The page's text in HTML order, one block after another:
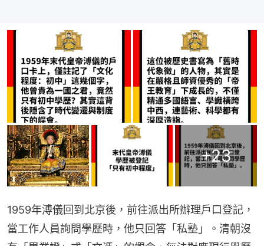
+23
1959年溥儀回到北京後，前往派出所辦理戶口登記，
當工作人員詢問學歷時，他只回答「私塾」。清朝沒